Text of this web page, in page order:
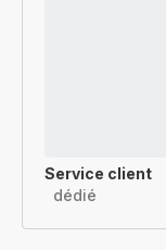
Service client
dédié